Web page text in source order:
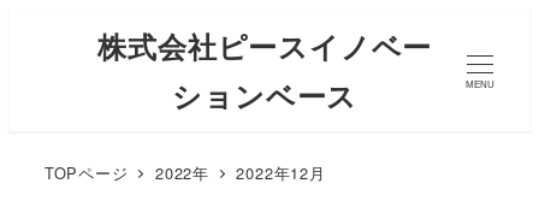
株式会社ピースイノベー
ションベース
MENU
TOPページ 2022年 2022年12月